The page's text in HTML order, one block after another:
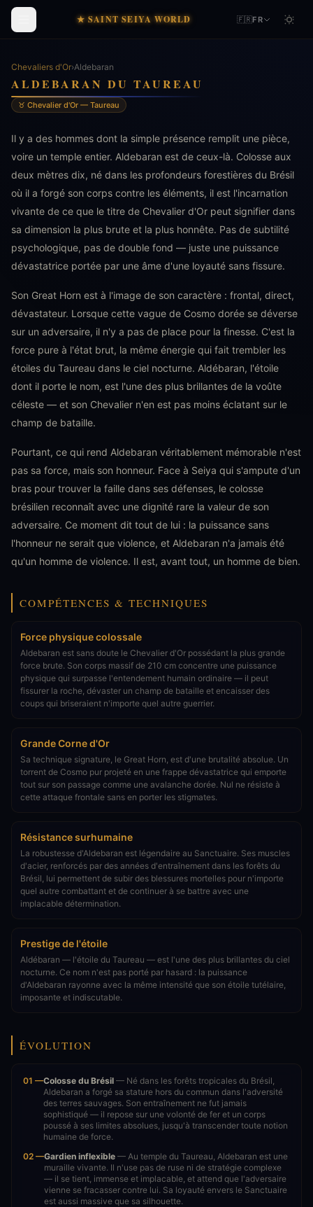
★ SAINT SEIYA WORLD 🇫🇷FR
Chevaliers d'Or›Aldebaran
ALDEBARAN DU TAUREAU
♉ Chevalier d'Or — Taureau
Il y a des hommes dont la simple présence remplit une pièce,
voire un temple entier. Aldebaran est de ceux-là. Colosse aux
deux mètres dix, né dans les profondeurs forestières du Brésil
où il a forgé son corps contre les éléments, il est l'incarnation
vivante de ce que le titre de Chevalier d'Or peut signifier dans
sa dimension la plus brute et la plus honnête. Pas de subtilité
psychologique, pas de double fond — juste une puissance
dévastatrice portée par une âme d'une loyauté sans fissure.
Son Great Horn est à l'image de son caractère : frontal, direct,
dévastateur. Lorsque cette vague de Cosmo dorée se déverse
sur un adversaire, il n'y a pas de place pour la finesse. C'est la
force pure à l'état brut, la même énergie qui fait trembler les
étoiles du Taureau dans le ciel nocturne. Aldébaran, l'étoile
dont il porte le nom, est l'une des plus brillantes de la voûte
céleste — et son Chevalier n'en est pas moins éclatant sur le
champ de bataille.
Pourtant, ce qui rend Aldebaran véritablement mémorable n'est
pas sa force, mais son honneur. Face à Seiya qui s'ampute d'un
bras pour trouver la faille dans ses défenses, le colosse
brésilien reconnaît avec une dignité rare la valeur de son
adversaire. Ce moment dit tout de lui : la puissance sans
l'honneur ne serait que violence, et Aldebaran n'a jamais été
qu'un homme de violence. Il est, avant tout, un homme de bien.
COMPÉTENCES & TECHNIQUES
Force physique colossale
Aldebaran est sans doute le Chevalier d'Or possédant la plus grande
force brute. Son corps massif de 210 cm concentre une puissance
physique qui surpasse l'entendement humain ordinaire — il peut
fissurer la roche, dévaster un champ de bataille et encaisser des
coups qui briseraient n'importe quel autre guerrier.
Grande Corne d'Or
Sa technique signature, le Great Horn, est d'une brutalité absolue. Un
torrent de Cosmo pur projeté en une frappe dévastatrice qui emporte
tout sur son passage comme une avalanche dorée. Nul ne résiste à
cette attaque frontale sans en porter les stigmates.
Résistance surhumaine
La robustesse d'Aldebaran est légendaire au Sanctuaire. Ses muscles
d'acier, renforcés par des années d'entraînement dans les forêts du
Brésil, lui permettent de subir des blessures mortelles pour n'importe
quel autre combattant et de continuer à se battre avec une
implacable détermination.
Prestige de l'étoile
Aldébaran — l'étoile du Taureau — est l'une des plus brillantes du ciel
nocturne. Ce nom n'est pas porté par hasard : la puissance
d'Aldebaran rayonne avec la même intensité que son étoile tutélaire,
imposante et indiscutable.
ÉVOLUTION
01 —Colosse du Brésil — Né dans les forêts tropicales du Brésil,
Aldebaran a forgé sa stature hors du commun dans l'adversité
des terres sauvages. Son entraînement ne fut jamais
sophistiqué — il repose sur une volonté de fer et un corps
poussé à ses limites absolues, jusqu'à transcender toute notion
humaine de force.
02 —Gardien inflexible — Au temple du Taureau, Aldebaran est une
muraille vivante. Il n'use pas de ruse ni de stratégie complexe
— il se tient, immense et implacable, et attend que l'adversaire
vienne se fracasser contre lui. Sa loyauté envers le Sanctuaire
est aussi massive que sa silhouette.